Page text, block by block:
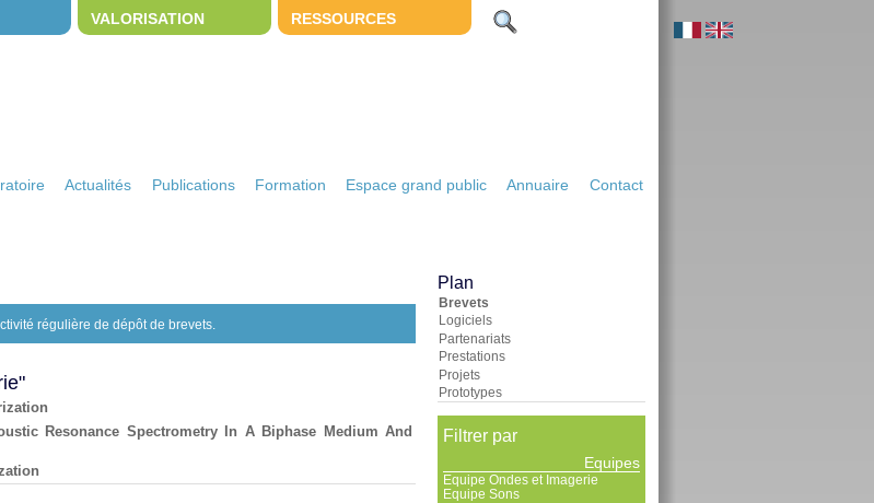
VALORISATION RESSOURCES
Actualités Publications Formation Espace grand public Annuaire Contact
régulière de dépôt de brevets.
Resonance Spectrometry In A Biphase Medium And
Plan
Brevets
Logiciels
Partenariats
Prestations
Projets
Prototypes
Filtrer par
Equipes
Equipe Ondes et Imagerie
Equipe Sons